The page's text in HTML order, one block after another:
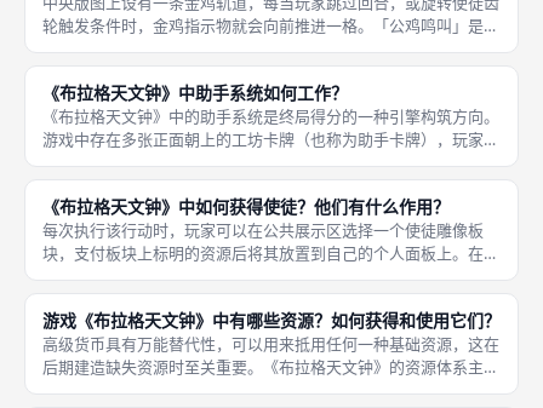
轮触发条件时，金鸡指示物就会向前推进一格。「公鸡鸣叫」是
《布拉格天文钟》控制游戏节奏的动态计时器。 一旦金鸡走到轨
道末端，当前回合结束后立即进入「公鸡鸣叫」阶段。在这个阶段
中，所有玩
《布拉格天文钟》中助手系统如何工作？
《布拉格天文钟》中的助手系统是终局得分的一种引擎构筑方向。
游戏中存在多张正面朝上的工坊卡牌（也称为助手卡牌），玩家可
以通过建造行动或特定技能将其招募到自己的工坊区域。 与使徒
的一次性即得奖励不同，助手的分数完全依赖于整局游戏下来的布
局成果。
《布拉格天文钟》中如何获得使徒？他们有什么作用？
每次执行该行动时，玩家可以在公共展示区选择一个使徒雕像板
块，支付板块上标明的资源后将其放置到自己的个人面板上。在
《布拉格天文钟》中，获取使徒需要执行外环上特定的「使徒齿
轮」行动。 面板是一个 3x3 或 4x4 的网格，放置使徒会立即触发
奖
游戏《布拉格天文钟》中有哪些资源？如何获得和使用它们？
高级货币具有万能替代性，可以用来抵用任何一种基础资源，这在
后期建造缺失资源时至关重要。《布拉格天文钟》的资源体系主要
分为基础资源（各类木头、石头、宝石等通用符号资源）和高级货